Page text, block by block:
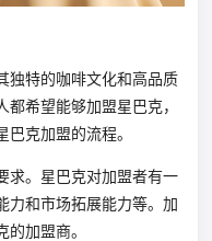
独特的咖啡文化和高品质
希望能够加盟星巴克，
克加盟的流程。
求。星巴克对加盟者有一
力和市场拓展能力等。加
加盟商。